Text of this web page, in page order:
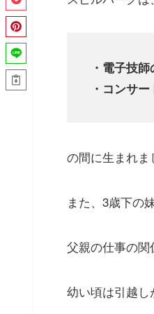
・電子技
・コンサ
の間に生まれま
また、3歳下の
父親の仕事の関
幼い頃は引越し